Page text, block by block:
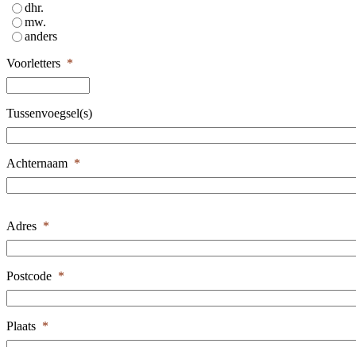
dhr.
mw.
anders
Voorletters *
Tussenvoegsel(s)
Achternaam *
Adres *
Postcode *
Plaats *